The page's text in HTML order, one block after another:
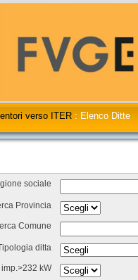
verso ITER : Elenco Ditte
sociale
Provincia
Comune
ditta
kW